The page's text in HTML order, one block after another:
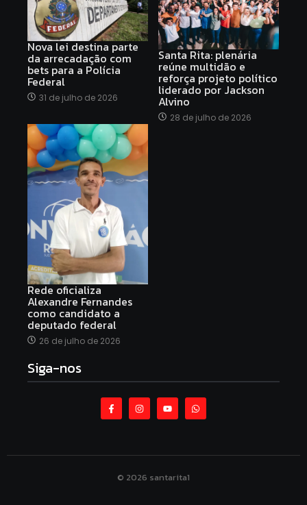
Nova lei destina parte
da arrecadação com
bets para a Polícia
Federal
31 de julho de 2026
Santa Rita: plenária
reúne multidão e
reforça projeto político
liderado por Jackson
Alvino
28 de julho de 2026
Rede oficializa
Alexandre Fernandes
como candidato a
deputado federal
26 de julho de 2026
Siga-nos
© 2026 santarita1